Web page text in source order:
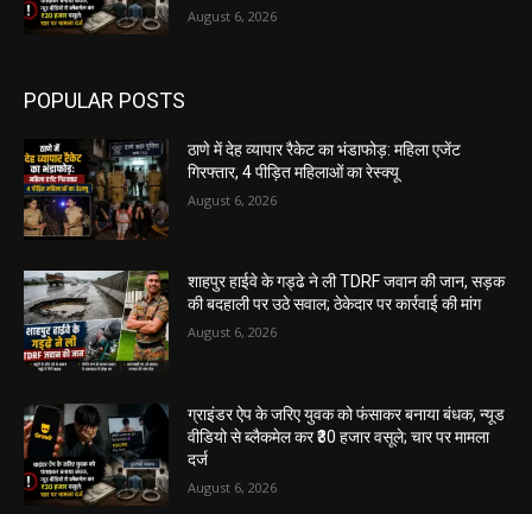
August 6, 2026
POPULAR POSTS
ठाणे में देह व्यापार रैकेट का भंडाफोड़: महिला एजेंट
गिरफ्तार, 4 पीड़ित महिलाओं का रेस्क्यू
August 6, 2026
शाहपुर हाईवे के गड्ढे ने ली TDRF जवान की जान, सड़क
की बदहाली पर उठे सवाल; ठेकेदार पर कार्रवाई की मांग
August 6, 2026
ग्राइंडर ऐप के जरिए युवक को फंसाकर बनाया बंधक, न्यूड
वीडियो से ब्लैकमेल कर ₹30 हजार वसूले; चार पर मामला
दर्ज
August 6, 2026